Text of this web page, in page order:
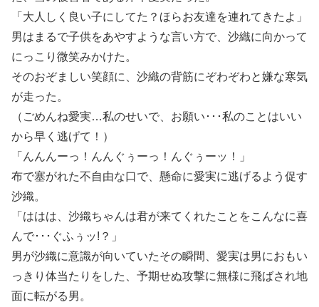
「大人しく良い子にしてた？ほらお友達を連れてきたよ」
男はまるで子供をあやすような言い方で、沙織に向かって
にっこり微笑みかけた。
そのおぞましい笑顔に、沙織の背筋にぞわぞわと嫌な寒気
が走った。
（ごめんね愛実…私のせいで、お願い･･･私のことはいい
から早く逃げて！）
「んんんーっ！んんぐぅーっ！んぐぅーッ！」
布で塞がれた不自由な口で、懸命に愛実に逃げるよう促す
沙織。
「ははは、沙織ちゃんは君が来てくれたことをこんなに喜
んで･･･ぐふぅッ!？」
男が沙織に意識が向いていたその瞬間、愛実は男におもい
っきり体当たりをした、予期せぬ攻撃に無様に飛ばされ地
面に転がる男。